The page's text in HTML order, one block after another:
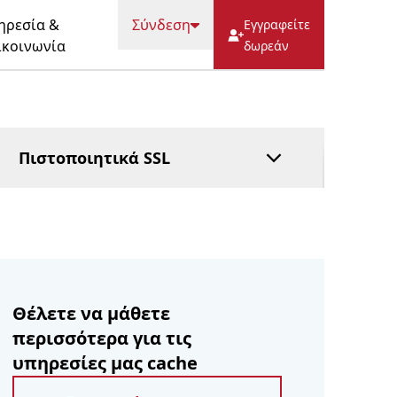
&
Σύνδεση
Εγγραφείτε
δωρεάν
Πιστοποιητικά SSL
HostFact
Θέλετε να μάθετε
περισσότερα για τις
υπηρεσίες μας cache